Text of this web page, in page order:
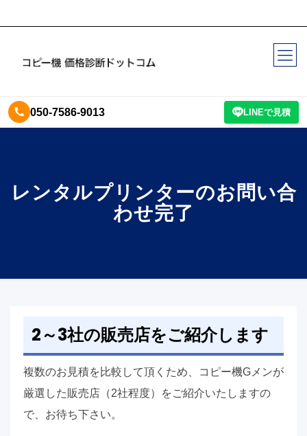
050-7586-9013 LINEで見積
レンタルプリンターのお問い合
わせ完了
2～3社の販売店をご紹介します
複数のお見積を比較して頂くため、コピー機Gメンが
厳選した販売店（2社程度）をご紹介いたしますの
で、お待ち下さい。